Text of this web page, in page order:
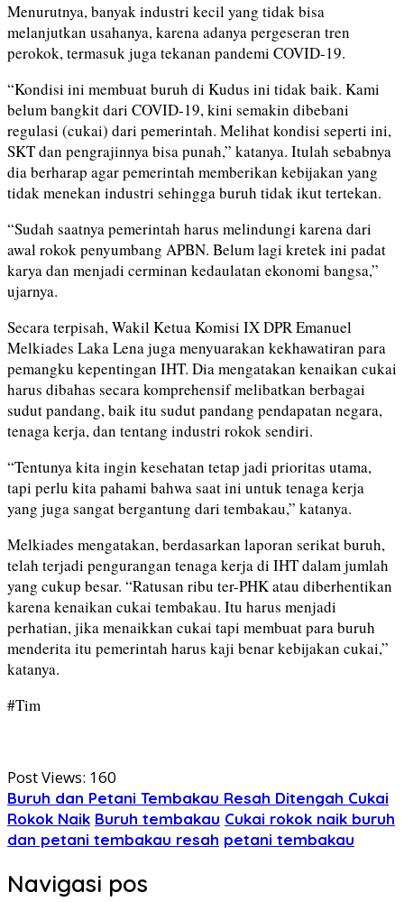
Menurutnya, banyak industri kecil yang tidak bisa
melanjutkan usahanya, karena adanya pergeseran tren
perokok, termasuk juga tekanan pandemi COVID-19.
“Kondisi ini membuat buruh di Kudus ini tidak baik. Kami
belum bangkit dari COVID-19, kini semakin dibebani
regulasi (cukai) dari pemerintah. Melihat kondisi seperti ini,
SKT dan pengrajinnya bisa punah,” katanya. Itulah sebabnya
dia berharap agar pemerintah memberikan kebijakan yang
tidak menekan industri sehingga buruh tidak ikut tertekan.
“Sudah saatnya pemerintah harus melindungi karena dari
awal rokok penyumbang APBN. Belum lagi kretek ini padat
karya dan menjadi cerminan kedaulatan ekonomi bangsa,”
ujarnya.
Secara terpisah, Wakil Ketua Komisi IX DPR Emanuel
Melkiades Laka Lena juga menyuarakan kekhawatiran para
pemangku kepentingan IHT. Dia mengatakan kenaikan cukai
harus dibahas secara komprehensif melibatkan berbagai
sudut pandang, baik itu sudut pandang pendapatan negara,
tenaga kerja, dan tentang industri rokok sendiri.
“Tentunya kita ingin kesehatan tetap jadi prioritas utama,
tapi perlu kita pahami bahwa saat ini untuk tenaga kerja
yang juga sangat bergantung dari tembakau,” katanya.
Melkiades mengatakan, berdasarkan laporan serikat buruh,
telah terjadi pengurangan tenaga kerja di IHT dalam jumlah
yang cukup besar. “Ratusan ribu ter-PHK atau diberhentikan
karena kenaikan cukai tembakau. Itu harus menjadi
perhatian, jika menaikkan cukai tapi membuat para buruh
menderita itu pemerintah harus kaji benar kebijakan cukai,”
katanya.
#Tim
Post Views: 160
Buruh dan Petani Tembakau Resah Ditengah Cukai
Rokok Naik Buruh tembakau Cukai rokok naik buruh
dan petani tembakau resah petani tembakau
Navigasi pos